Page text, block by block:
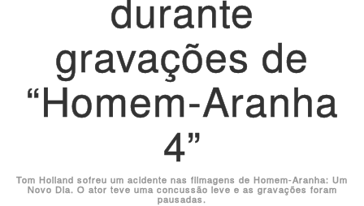
gravações de
“Homem-Aranha
4”
Tom Holland sofreu um acidente nas filmagens de Homem-Aranha: Um
Novo Dia. O ator teve uma concussão leve e as gravações foram
pausadas.